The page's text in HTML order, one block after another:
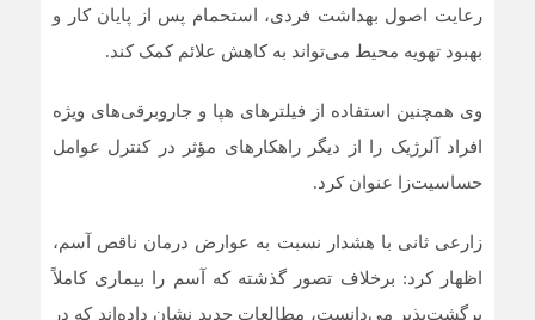
رعایت اصول بهداشت فردی، استحمام پس از پایان کار و
بهبود تهویه محیط می‌تواند به کاهش علائم کمک کند.
وی همچنین استفاده از فیلترهای هپا و جاروبرقی‌های ویژه
افراد آلرژیک را از دیگر راهکارهای مؤثر در کنترل عوامل
حساسیت‌زا عنوان کرد.
زارعی ثانی با هشدار نسبت به عوارض درمان ناقص آسم،
اظهار کرد: برخلاف تصور گذشته که آسم را بیماری کاملاً
برگشت‌پذیر می‌دانست، مطالعات جدید نشان داده‌اند که در